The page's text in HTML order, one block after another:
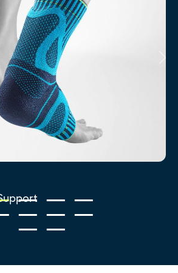
von 5 von 5 Sternen